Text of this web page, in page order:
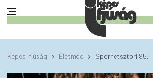
Képes Ifjúság Életmód Sporhetsztori 95.